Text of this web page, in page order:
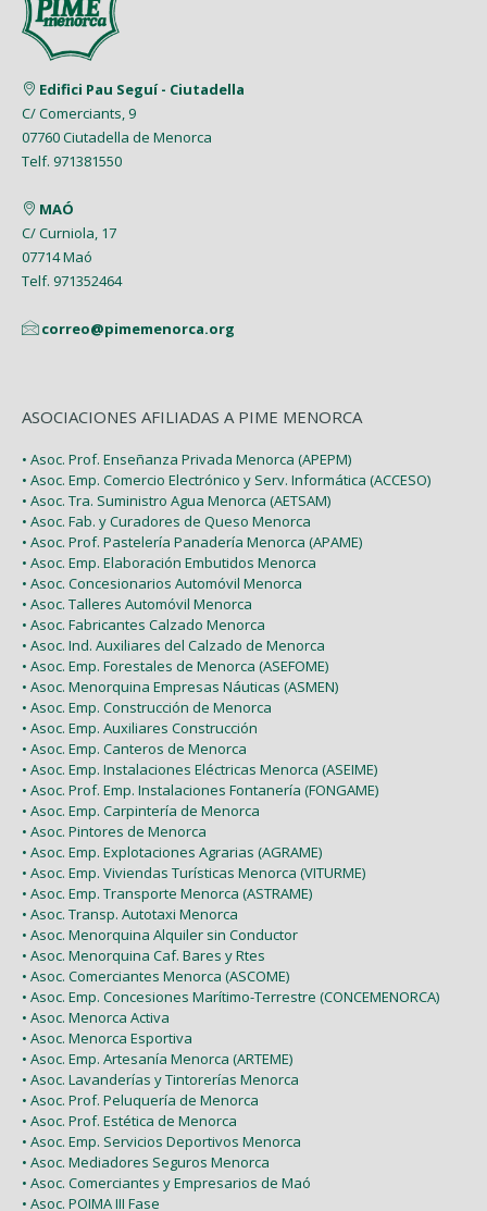
Edifici Pau Seguí - Ciutadella
C/ Comerciants, 9
07760 Ciutadella de Menorca
Telf. 971381550
MAÓ
C/ Curniola, 17
07714 Maó
Telf. 971352464
correo@pimemenorca.org
ASOCIACIONES AFILIADAS A PIME MENORCA
• Asoc. Prof. Enseñanza Privada Menorca (APEPM)
• Asoc. Emp. Comercio Electrónico y Serv. Informática (ACCESO)
• Asoc. Tra. Suministro Agua Menorca (AETSAM)
• Asoc. Fab. y Curadores de Queso Menorca
• Asoc. Prof. Pastelería Panadería Menorca (APAME)
• Asoc. Emp. Elaboración Embutidos Menorca
• Asoc. Concesionarios Automóvil Menorca
• Asoc. Talleres Automóvil Menorca
• Asoc. Fabricantes Calzado Menorca
• Asoc. Ind. Auxiliares del Calzado de Menorca
• Asoc. Emp. Forestales de Menorca (ASEFOME)
• Asoc. Menorquina Empresas Náuticas (ASMEN)
• Asoc. Emp. Construcción de Menorca
• Asoc. Emp. Auxiliares Construcción
• Asoc. Emp. Canteros de Menorca
• Asoc. Emp. Instalaciones Eléctricas Menorca (ASEIME)
• Asoc. Prof. Emp. Instalaciones Fontanería (FONGAME)
• Asoc. Emp. Carpintería de Menorca
• Asoc. Pintores de Menorca
• Asoc. Emp. Explotaciones Agrarias (AGRAME)
• Asoc. Emp. Viviendas Turísticas Menorca (VITURME)
• Asoc. Emp. Transporte Menorca (ASTRAME)
• Asoc. Transp. Autotaxi Menorca
• Asoc. Menorquina Alquiler sin Conductor
• Asoc. Menorquina Caf. Bares y Rtes
• Asoc. Comerciantes Menorca (ASCOME)
• Asoc. Emp. Concesiones Marítimo-Terrestre (CONCEMENORCA)
• Asoc. Menorca Activa
• Asoc. Menorca Esportiva
• Asoc. Emp. Artesanía Menorca (ARTEME)
• Asoc. Lavanderías y Tintorerías Menorca
• Asoc. Prof. Peluquería de Menorca
• Asoc. Prof. Estética de Menorca
• Asoc. Emp. Servicios Deportivos Menorca
• Asoc. Mediadores Seguros Menorca
• Asoc. Comerciantes y Empresarios de Maó
• Asoc. POIMA III Fase